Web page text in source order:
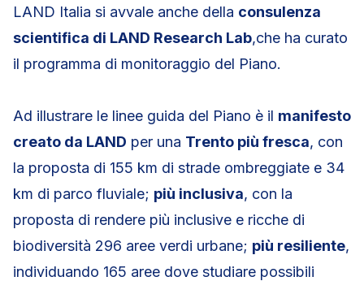
LAND Italia si avvale anche della consulenza
scientifica di LAND Research Lab,che ha curato
il programma di monitoraggio del Piano.
Ad illustrare le linee guida del Piano è il manifesto
creato da LAND per una Trento più fresca, con
la proposta di 155 km di strade ombreggiate e 34
km di parco fluviale; più inclusiva, con la
proposta di rendere più inclusive e ricche di
biodiversità 296 aree verdi urbane; più resiliente,
individuando 165 aree dove studiare possibili